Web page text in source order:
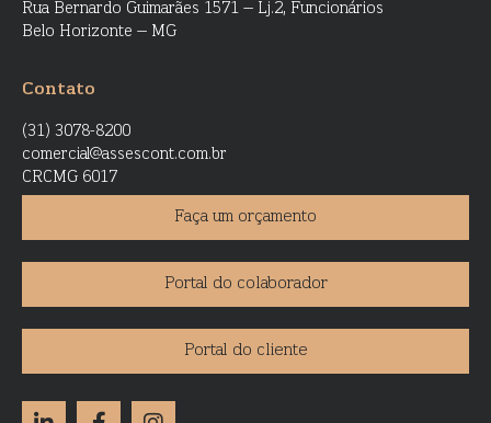
Rua Bernardo Guimarães 1571 – Lj.2, Funcionários
Belo Horizonte – MG
Contato
(31) 3078-8200
comercial@assescont.com.br
CRCMG 6017
Faça um orçamento
Portal do colaborador
Portal do cliente